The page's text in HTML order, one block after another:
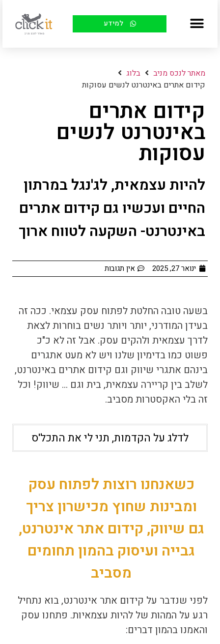
למידע
מאתר לנכס מניב
בלוג
קידום אתרים באינטרנט לנשים עסוקות
קידום אתרים
באינטרנט לנשים
עסוקות
להיות עצמאית, לג'נגל במרתון
החיים ועכשיו גם קידום אתרים
באינטרנט- השקעה לטווח ארוך
ינואר 27, 2025 אין תגובות
בשעה טובה החלטת לפתוח עסק עצמאי. ככה זה
בעידן המודרני, יותר ויותר נשים בוחרות לצאת
לדרך עצמאית ולהקים עסק. אבל זה לא כ"כ
פשוט כמו בדימיון שלנו ויש לא מעט אתגרים
בינהם אתגרי שיווק וגם קידום אתרים באינטרנט,
לשלב בין קריירה עצמאית, בית וגם … שיווק! וכל
זה בלי האקסטרות מסביב.
לדלג על הקדמות, תני לי את התכל'ס
כשאנחנו רוצות לפתוח עסק
ומבינות שחוץ מכישרון צריך
גם שיווק, קידום אתר אינטרנט,
גבייה ועיסוק בהמון תחומים
מסביב
לפני שנדבר על קידום אתר אינטרנט, בוא נתחיל
רגע על המהות של להיות עצמאיות. פתחנו עסק
והאמנו בהמון דברים: